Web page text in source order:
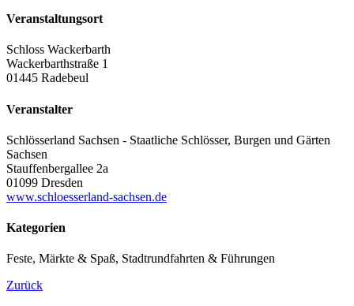
Veranstaltungsort
Schloss Wackerbarth
Wackerbarthstraße 1
01445 Radebeul
Veranstalter
Schlösserland Sachsen - Staatliche Schlösser, Burgen und Gärten
Sachsen
Stauffenbergallee 2a
01099 Dresden
www.schloesserland-sachsen.de
Kategorien
Feste, Märkte & Spaß, Stadtrundfahrten & Führungen
Zurück